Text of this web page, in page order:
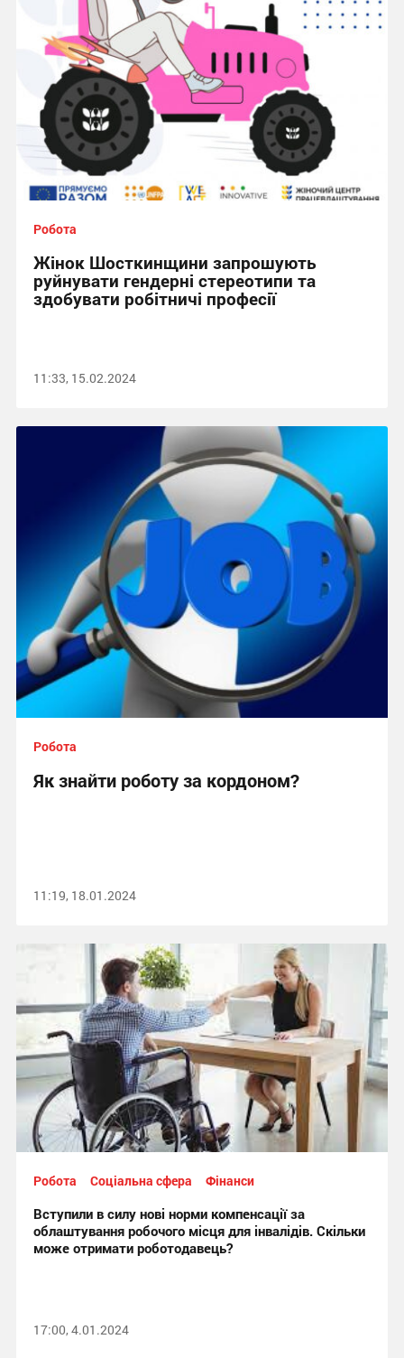
Робота
Жінок Шосткинщини запрошують
руйнувати гендерні стереотипи та
здобувати робітничі професії
11:33, 15.02.2024
Робота
Як знайти роботу за кордоном?
11:19, 18.01.2024
Робота Соціальна сфера Фінанси
Вступили в силу нові норми компенсації за
облаштування робочого місця для інвалідів. Скільки
може отримати роботодавець?
17:00, 4.01.2024